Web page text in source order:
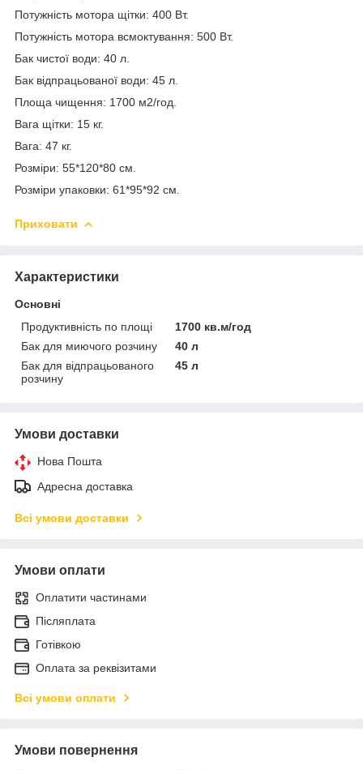
Потужність мотора щітки: 400 Вт.
Потужність мотора всмоктування: 500 Вт.
Бак чистої води: 40 л.
Бак відпрацьованої води: 45 л.
Площа чищення: 1700 м2/год.
Вага щітки: 15 кг.
Вага: 47 кг.
Розміри: 55*120*80 см.
Розміри упаковки: 61*95*92 см.
Приховати
Характеристики
Основні
Продуктивність по площі
1700 кв.м/год
Бак для миючого розчину
40 л
Бак для відпрацьованого
розчину
45 л
Умови доставки
Нова Пошта
Адресна доставка
Всі умови доставки
Умови оплати
Оплатити частинами
Післяплата
Готівкою
Оплата за реквізитами
Всі умови оплати
Умови повернення